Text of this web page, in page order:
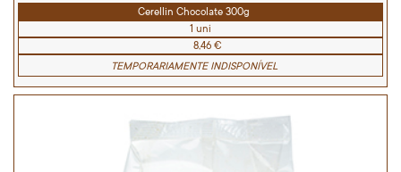
Cerellin Chocolate 300g
1 uni
8,46 €
TEMPORARIAMENTE INDISPONÍVEL